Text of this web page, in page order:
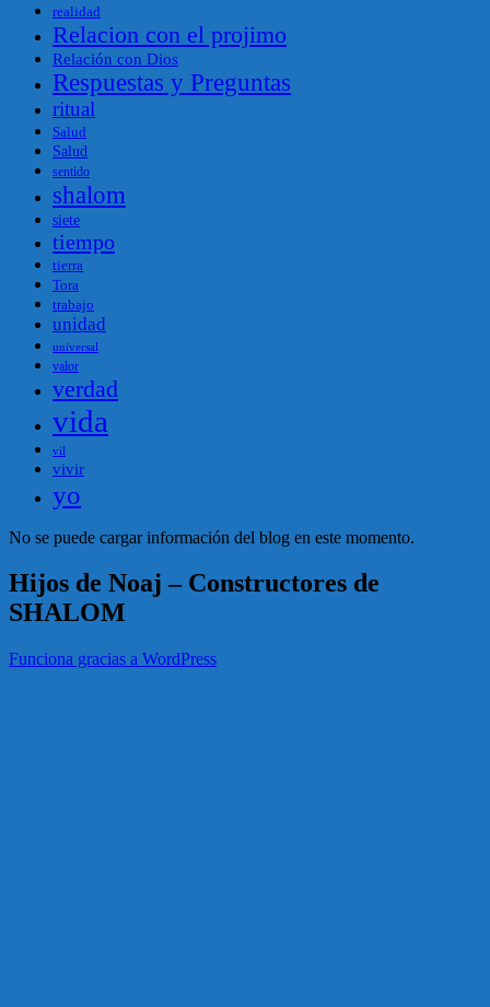
realidad
Relacion con el projimo
Relación con Dios
Respuestas y Preguntas
ritual
Salud
Salud
sentido
shalom
siete
tiempo
tierra
Tora
trabajo
unidad
universal
valor
verdad
vida
vil
vivir
yo
No se puede cargar información del blog en este momento.
Hijos de Noaj – Constructores de
SHALOM
Funciona gracias a WordPress